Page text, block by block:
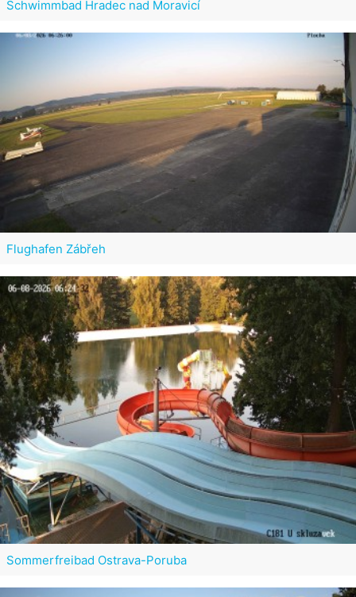
Schwimmbad Hradec nad Moravicí
Flughafen Zábřeh
Sommerfreibad Ostrava-Poruba